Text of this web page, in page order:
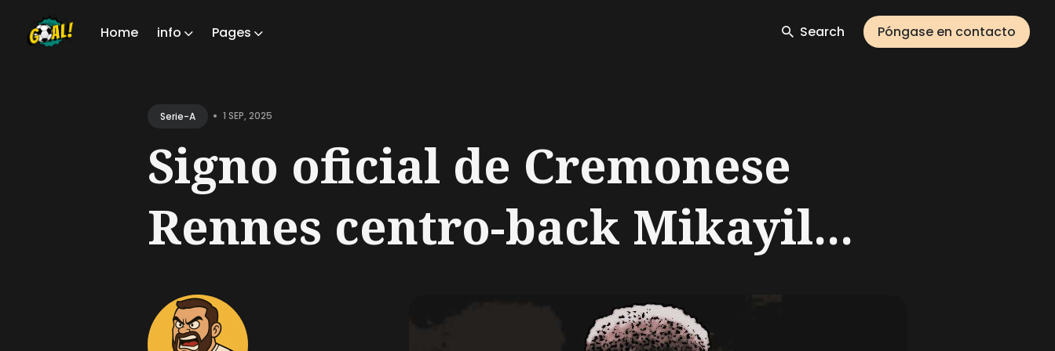
Home info Pages Search Póngase en contacto
Serie-A • 1 SEP, 2025
Signo oficial de Cremonese
Rennes centro-back Mikayil...